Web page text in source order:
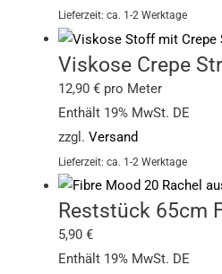
Lieferzeit: ca. 1-2 Werktage
Viskose Crepe
12,90 € pro Meter
Enthält 19% MwSt. DE
zzgl. Versand
Lieferzeit: ca. 1-2 Werktage
Reststück 65cm
5,90 €
Enthält 19% MwSt. DE